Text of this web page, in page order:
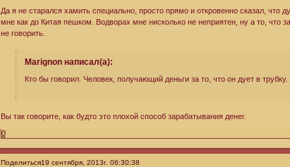
Да я не старался хамить специально, просто прямо и откровенно сказал, что
мне как до Китая пешком. Водворах мне нисколько не неприятен, ну а то, что
не говорить.
Marignon написал(а):
Кто бы говорил. Человек, получающий деньги за то, что он дует в трубку.
Вы так говорите, как будто это плохой способ зарабатывания денег.
0
Поделиться19 сентября, 2013г. 06:30:38